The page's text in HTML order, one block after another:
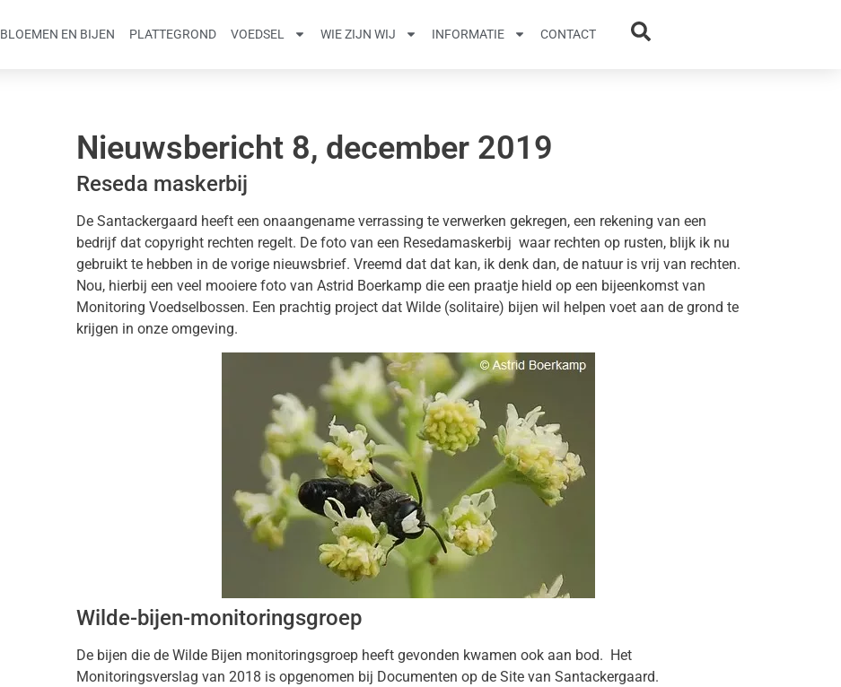
BLOEMEN EN BIJEN PLATTEGROND VOEDSEL WIE ZIJN WIJ INFORMATIE CONTACT
Nieuwsbericht 8, december 2019
Reseda maskerbij
De Santackergaard heeft een onaangename verrassing te verwerken gekregen, een rekening van een
bedrijf dat copyright rechten regelt. De foto van een Resedamaskerbij waar rechten op rusten, blijk ik nu
gebruikt te hebben in de vorige nieuwsbrief. Vreemd dat dat kan, ik denk dan, de natuur is vrij van rechten.
Nou, hierbij een veel mooiere foto van Astrid Boerkamp die een praatje hield op een bijeenkomst van
Monitoring Voedselbossen. Een prachtig project dat Wilde (solitaire) bijen wil helpen voet aan de grond te
krijgen in onze omgeving.
Wilde-bijen-monitoringsgroep
De bijen die de Wilde Bijen monitoringsgroep heeft gevonden kwamen ook aan bod. Het
Monitoringsverslag van 2018 is opgenomen bij Documenten op de Site van Santackergaard.